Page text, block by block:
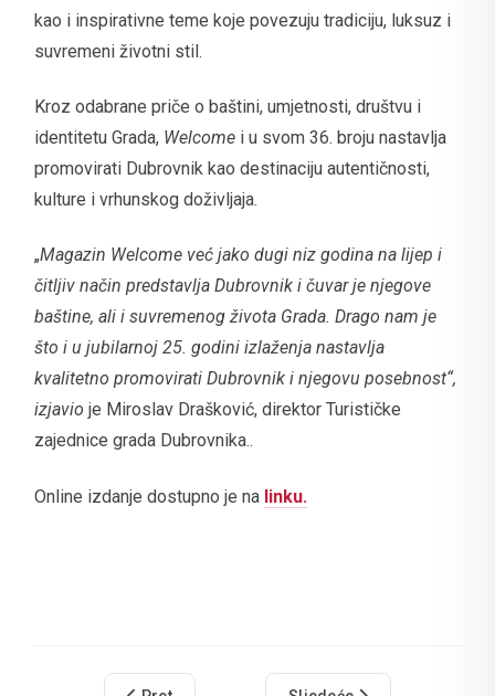
kao i inspirativne teme koje povezuju tradiciju, luksuz i
suvremeni životni stil.
Kroz odabrane priče o baštini, umjetnosti, društvu i
identitetu Grada, Welcome i u svom 36. broju nastavlja
promovirati Dubrovnik kao destinaciju autentičnosti,
kulture i vrhunskog doživljaja.
„Magazin Welcome već jako dugi niz godina na lijep i
čitljiv način predstavlja Dubrovnik i čuvar je njegove
baštine, ali i suvremenog života Grada. Drago nam je
što i u jubilarnoj 25. godini izlaženja nastavlja
kvalitetno promovirati Dubrovnik i njegovu posebnost“,
izjavio je Miroslav Drašković, direktor Turističke
zajednice grada Dubrovnika..
Online izdanje dostupno je na linku.